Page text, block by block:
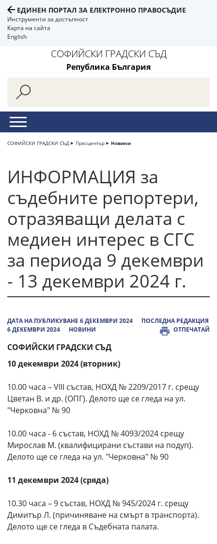
ЕДИНЕН ПОРТАЛ ЗА ЕЛЕКТРОННО ПРАВОСЪДИЕ
Инструменти за достъпност
Карта на сайта
English
СОФИЙСКИ ГРАДСКИ СЪД
Република България
СОФИЙСКИ ГРАДСКИ СЪД Пресцентър Новини
ИНФОРМАЦИЯ за
съдебните репортери,
отразяващи делата с
медиен интерес в СГС
за периода 9 декември
- 13 декември 2024 г.
ДАТА НА ПУБЛИКУВАНЕ 6 ДЕКЕМВРИ 2024
ПОСЛЕДНА РЕДАКЦИЯ
6 ДЕКЕМВРИ 2024
НОВИНИ ОТПЕЧАТАЙ
СОФИЙСКИ ГРАДСКИ СЪД
10 декември 2024 (вторник)
10.00 часа – VIII състав, НОХД № 2209/2017 г. срещу
Цветан В. и др. (ОПГ). Делото ще се гледа на ул.
"Черковна" № 90
10.00 часа - 6 състав, НОХД № 4093/2024 срещу
Мирослав М. (квалифицирани състави на подуп).
Делото ще се гледа на ул. "Черковна" № 90
11 декември 2024 (сряда)
10.30 часа – 9 състав, НОХД № 945/2024 г. срещу
Димитър Л. (причиняване на смърт в транспорта).
Делото ще се гледа в Съдебната палата.